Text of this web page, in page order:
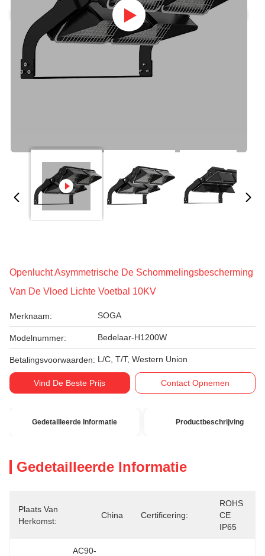
Openlucht Asymmetrische De Schommelingsbescherming
Van De Vloed Lichte Voetbal 10KV
Merknaam: SOGA
Modelnummer: Bedelaar-H1200W
Betalingsvoorwaarden: L/C, T/T, Western Union
Vind De Beste Prijs Contact Opnemen
Gedetailleerde Informatie Productbeschrijving
Gedetailleerde Informatie
Plaats Van
Herkomst:
China Certificering:
ROHS
CE
IP65
AC90-